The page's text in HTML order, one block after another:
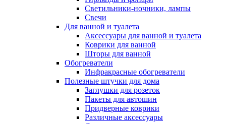
Светильники-ночники, лампы
Свечи
Для ванной и туалета
Аксессуары для ванной и туалета
Коврики для ванной
Шторы для ванной
Обогреватели
Инфракрасные обогреватели
Полезные штучки для дома
Заглушки для розеток
Пакеты для автошин
Придверные коврики
Различные аксессуары